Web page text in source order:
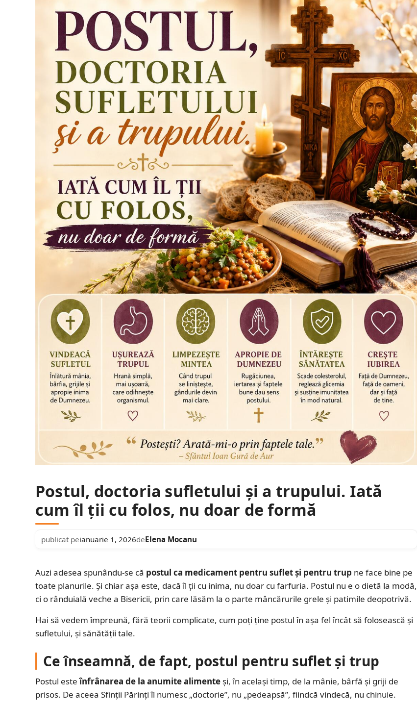
Postul, doctoria sufletului și a trupului. Iată
cum îl ții cu folos, nu doar de formă
publicat peianuarie 1, 2026deElena Mocanu
Auzi adesea spunându-se că postul ca medicament pentru suflet și pentru trup ne face bine pe
toate planurile. Și chiar așa este, dacă îl ții cu inima, nu doar cu farfuria. Postul nu e o dietă la modă,
ci o rânduială veche a Bisericii, prin care lăsăm la o parte mâncărurile grele și patimile deopotrivă.
Hai să vedem împreună, fără teorii complicate, cum poți ține postul în așa fel încât să folosească și
sufletului, și sănătății tale.
Ce înseamnă, de fapt, postul pentru suflet și trup
Postul esteînfrânarea de la anumite alimenteși, în același timp, de la mânie, bârfă și griji de
prisos. De aceea Sfinții Părinți îl numesc „doctorie”, nu „pedeapsă”, fiindcă vindecă, nu chinuie.